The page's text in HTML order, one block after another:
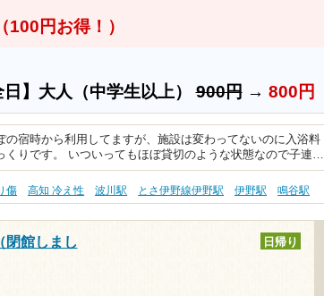
100円お得！）
日】大人（中学生以上）900円→ 800円
の宿時から利用してますが、施設は変わってないのに入浴料
くりです。 いついってもほぼ貸切のような状態なので子連…
傷 高知 冷え性 波川駅 とさ伊野線伊野駅 伊野駅 鳴谷駅
閉館しまし
日帰り